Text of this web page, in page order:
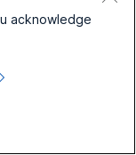
l'agente può
DN per
Agente
acknowledge